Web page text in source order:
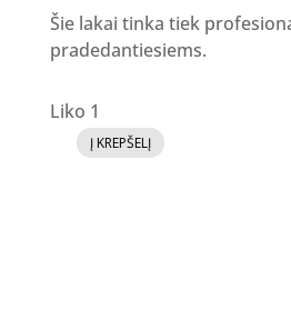
Šie lakai tinka tiek
pradedantiesiems.
Liko 1
produkto
Į KREPŠELĮ